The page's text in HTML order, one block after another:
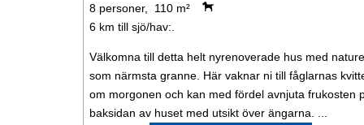
8 personer, 110 m²
6 km till sjö/hav:.
Välkomna till detta helt nyrenoverade hus med
som närmsta granne. Här vaknar ni till fåglarnas
om morgonen och kan med fördel avnjuta frukosten
baksidan av huset med utsikt över ängarna. ...